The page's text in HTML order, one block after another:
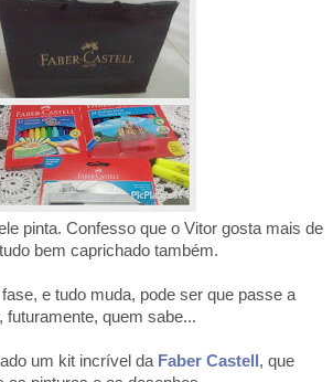
pinta. Confesso que o Vitor gosta mais de
bem caprichado também.
e tudo muda, pode ser que passe a
futuramente, quem sabe...
um kit incrível da Faber Castell, que